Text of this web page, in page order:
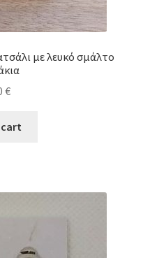
με λευκό σμάλτο
€